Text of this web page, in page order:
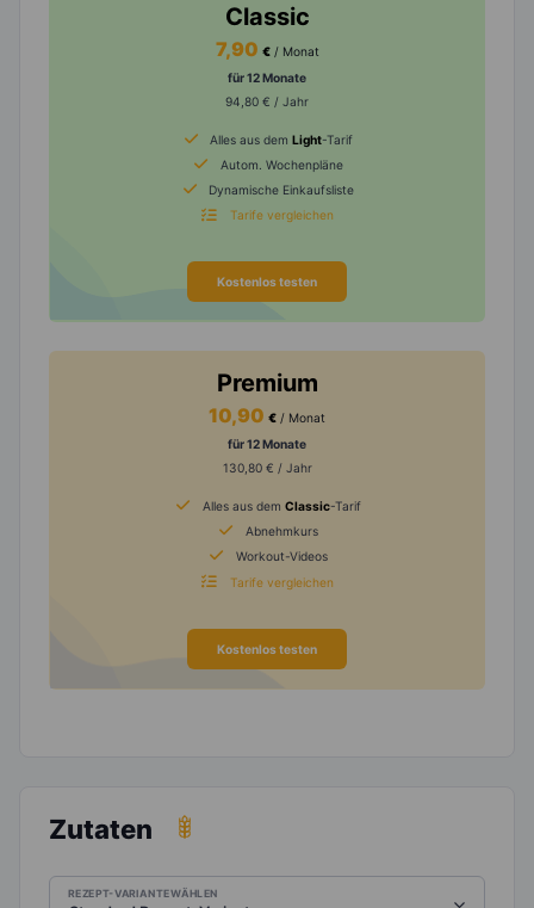
Classic
7,90 € / Monat
für 12 Monate
94,80 € / Jahr
Alles aus dem Light-Tarif
Autom. Wochenpläne
Dynamische Einkaufsliste
Tarife vergleichen
Kostenlos testen
Premium
10,90 € / Monat
für 12 Monate
130,80 € / Jahr
Alles aus dem Classic-Tarif
Abnehmkurs
Workout-Videos
Tarife vergleichen
Kostenlos testen
Zutaten
REZEPT-VARIANTE WÄHLEN